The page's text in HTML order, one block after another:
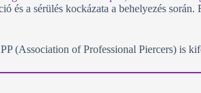
a sérülés kockázata a behelyezés
(Association of Professional Piercers) is